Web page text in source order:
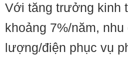
Với tăng trưởng kinh
khoảng 7%/năm, nhu
lượng/điện phục vụ